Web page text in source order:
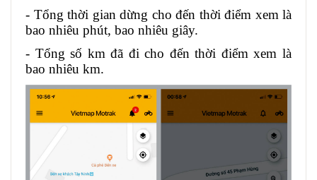
- Tổng thời gian dừng cho đến thời điểm xem là
bao nhiêu phút, bao nhiêu giây.
- Tổng số km đã đi cho đến thời điểm xem là
bao nhiêu km.